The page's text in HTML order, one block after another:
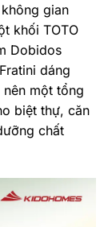
gian
khối TOTO
Dobidos
dáng
một tổng
biệt thự, căn
chất